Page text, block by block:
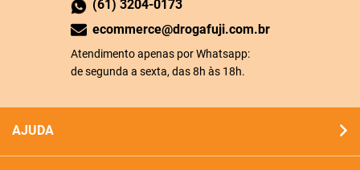
(61) 3204-0173
ecommerce@drogafuji.com.br
Atendimento apenas por Whatsapp:
de segunda a sexta, das 8h às 18h.
AJUDA